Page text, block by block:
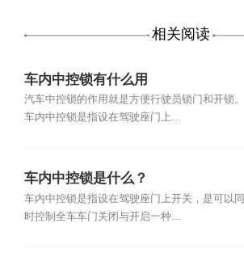
相关阅读
车内中控锁有什么用
汽车中控锁的作用就是方便行驶员锁门和开锁。
车内中控锁是指设在驾驶座门上...
车内中控锁是什么？
车内中控锁是指设在驾驶座门上开关，是可以同
时控制全车车门关闭与开启一种...